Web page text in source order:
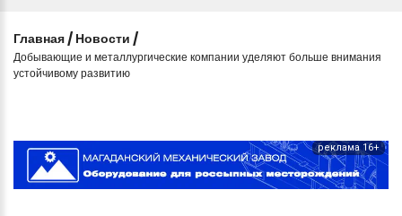
Главная / Новости /
Добывающие и металлургические компании уделяют больше внимания
устойчивому развитию
реклама 16+